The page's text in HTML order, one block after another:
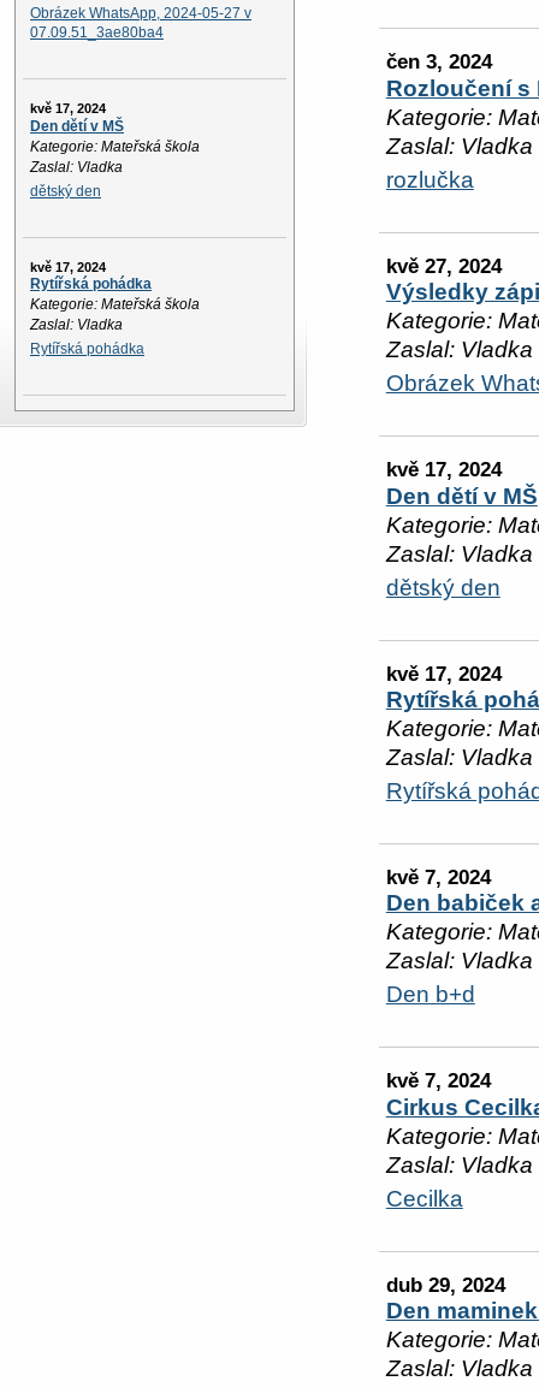
Obrázek WhatsApp, 2024-05-27 v
07.09.51_3ae80ba4
kvě 17, 2024
Den dětí v MŠ
Kategorie: Mateřská škola
Zaslal: Vladka
dětský den
kvě 17, 2024
Rytířská pohádka
Kategorie: Mateřská škola
Zaslal: Vladka
Rytířská pohádka
čen 3, 2024
Rozloučení s
Kategorie:
Zaslal: Vladka
rozlučka
kvě 27, 2024
Výsledky
Kategorie:
Zaslal: Vladka
Obrázek
kvě 17, 2024
Den dětí v MŠ
Kategorie:
Zaslal: Vladka
dětský den
kvě 17, 2024
Rytířská
Kategorie:
Zaslal: Vladka
Rytířská
kvě 7, 2024
Den babiček
Kategorie:
Zaslal: Vladka
Den b+d
kvě 7, 2024
Cirkus
Kategorie:
Zaslal: Vladka
Cecilka
dub 29, 2024
Den
Kategorie:
Zaslal: Vladka